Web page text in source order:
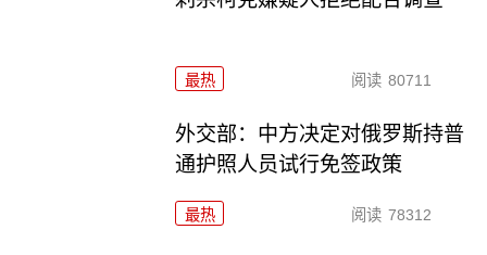
最热 阅读 80711
外交部：中方决定对俄罗斯持普
通护照人员试行免签政策
最热 阅读 78312